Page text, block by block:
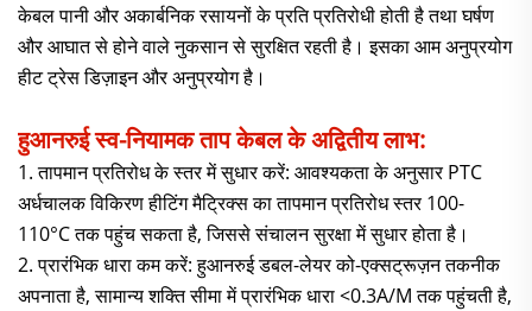
केबल पानी और अकार्बनिक रसायनों के प्रति प्रतिरोधी होती है तथा घर्षण
और आघात से होने वाले नुकसान से सुरक्षित रहती है। इसका आम अनुप्रयोग
हीट ट्रेस डिज़ाइन और अनुप्रयोग है।
हुआनरुई स्व-नियामक ताप केबल के अद्वितीय लाभ:
1. तापमान प्रतिरोध के स्तर में सुधार करें: आवश्यकता के अनुसार PTC
अर्धचालक विकिरण हीटिंग मैट्रिक्स का तापमान प्रतिरोध स्तर 100-
110°C तक पहुंच सकता है, जिससे संचालन सुरक्षा में सुधार होता है।
2. प्रारंभिक धारा कम करें: हुआनरुई डबल-लेयर को-एक्सट्रूज़न तकनीक
अपनाता है, सामान्य शक्ति सीमा में प्रारंभिक धारा <0.3A/M तक पहुंचती है,